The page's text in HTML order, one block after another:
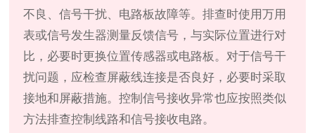
不良、信号干扰、电路板故障等。排查时使用万用
表或信号发生器测量反馈信号，与实际位置进行对
比，必要时更换位置传感器或电路板。对于信号干
扰问题，应检查屏蔽线连接是否良好，必要时采取
接地和屏蔽措施。控制信号接收异常也应按照类似
方法排查控制线路和信号接收电路。